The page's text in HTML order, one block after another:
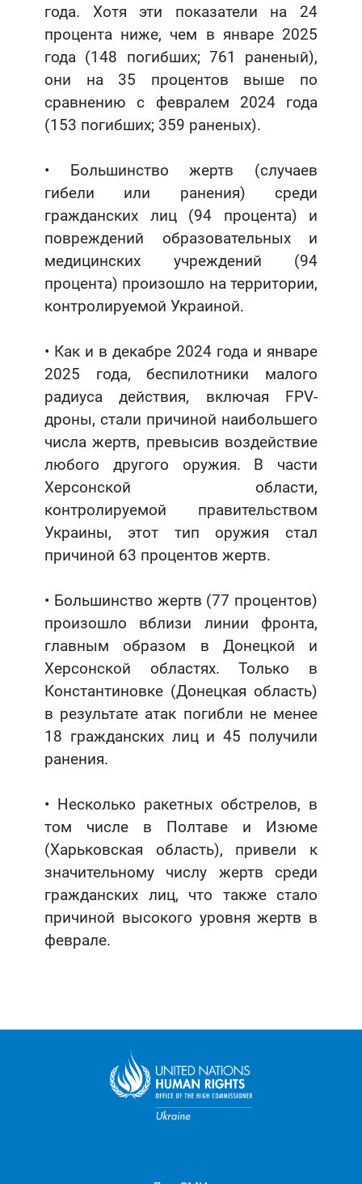
года. Хотя эти показатели на 24
процента ниже, чем в январе 2025
года (148 погибших; 761 раненый),
они на 35 процентов выше по
сравнению с февралем 2024 года
(153 погибших; 359 раненых).
• Большинство жертв (случаев
гибели или ранения) среди
гражданских лиц (94 процента) и
повреждений образовательных и
медицинских учреждений (94
процента) произошло на территории,
контролируемой Украиной.
• Как и в декабре 2024 года и январе
2025 года, беспилотники малого
радиуса действия, включая FPV-
дроны, стали причиной наибольшего
числа жертв, превысив воздействие
любого другого оружия. В части
Херсонской области,
контролируемой правительством
Украины, этот тип оружия стал
причиной 63 процентов жертв.
• Большинство жертв (77 процентов)
произошло вблизи линии фронта,
главным образом в Донецкой и
Херсонской областях. Только в
Константиновке (Донецкая область)
в результате атак погибли не менее
18 гражданских лиц и 45 получили
ранения.
• Несколько ракетных обстрелов, в
том числе в Полтаве и Изюме
(Харьковская область), привели к
значительному числу жертв среди
гражданских лиц, что также стало
причиной высокого уровня жертв в
феврале.